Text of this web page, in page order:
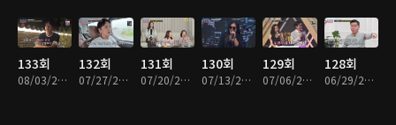
133회
08/03/2026 • 1시간 18분
132회
07/27/2026 • 1시간 33분
131회
07/20/2026 • 1시간 55분
130회
07/13/2026 • 1시간 49분
129회
07/06/2026 • 2시간 6분
128회
06/29/2026 • 1시간 56분